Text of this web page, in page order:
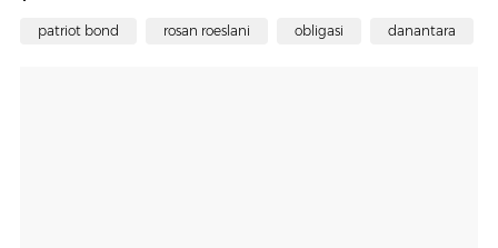
patriot bond rosan roeslani obligasi danantara